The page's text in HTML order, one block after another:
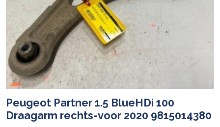
Peugeot Partner 1.5 BlueHDi 100
Draagarm rechts-voor 2020 9815014380